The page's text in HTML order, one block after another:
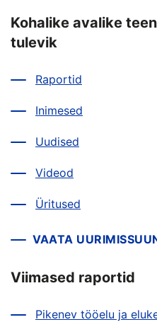
Kohalike avalike
tulevik
Raportid
Inimesed
Uudised
Videod
Üritused
VAATA
Viimased raportid
Pikenev tööelu ja